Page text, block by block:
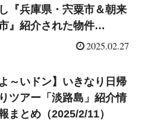
し『兵庫県・宍粟市＆朝来
』紹介された物件
2025.02.27
よ～いドン】いきなり日帰
りツアー「淡路島」紹介情
まとめ（2025/2/11）